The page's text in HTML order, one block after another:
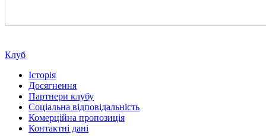
Клуб
Історія
Досягнення
Партнери клубу
Соціальна відповідальність
Комерційна пропозиція
Контактні дані